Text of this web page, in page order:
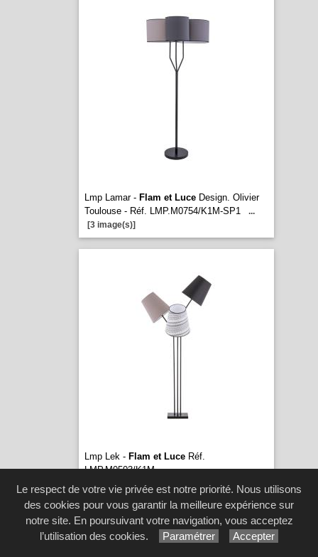
Lmp Lamar - Flam et LuceDesign. Olivier
Toulouse - Réf. LMP.M0754/K1M-SP1
...
[3 image(s)]
Lmp Lek - Flam et LuceRéf.
LMP.M0503/K1M
...
Le respect de votre vie privée est notre priorité. Nous utilisons
des cookies pour vous garantir la meilleure expérience sur
notre site. En poursuivant votre navigation, vous acceptez
l’utilisation des cookies.
Paramétrer Accepter